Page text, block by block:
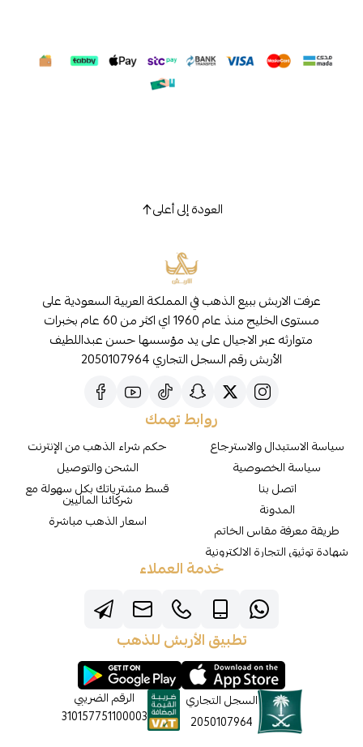
العودة إلى أعلى
عرفت الاربش ببيع الذهب في المملكة العربية السعودية على
مستوى الخليج منذ عام 1960 اي اكثر من 60 عام بخبرات
متوارثه عبر الاجيال على يد مؤسسها حسن عبداللطيف
الأربش رقم السجل التجاري 2050107964
روابط تهمك
سياسة الاستبدال والاسترجاع
سياسة الخصوصية
اتصل بنا
المدونة
طريقة معرفة مقاس الخاتم
شهادة توثيق التجارة الالكترونية
حكم شراء الذهب من الإنترنت
الشحن والتوصيل
قسط مشترياتك بكل سهولة مع
شركائنا الماليين
اسعار الذهب مباشرة
خدمة العملاء
تطبيق الأربش للذهب
السجل التجاري
2050107964
الرقم الضريبي
310157751100003